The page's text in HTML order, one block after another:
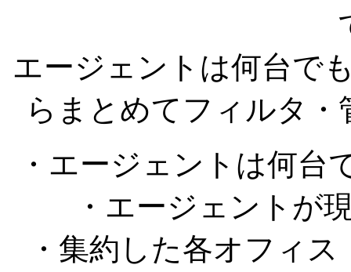
エージェントは何台で
らまとめてフィルタ
・エージェントは何台
・エージェントが
・集約した各オフィ